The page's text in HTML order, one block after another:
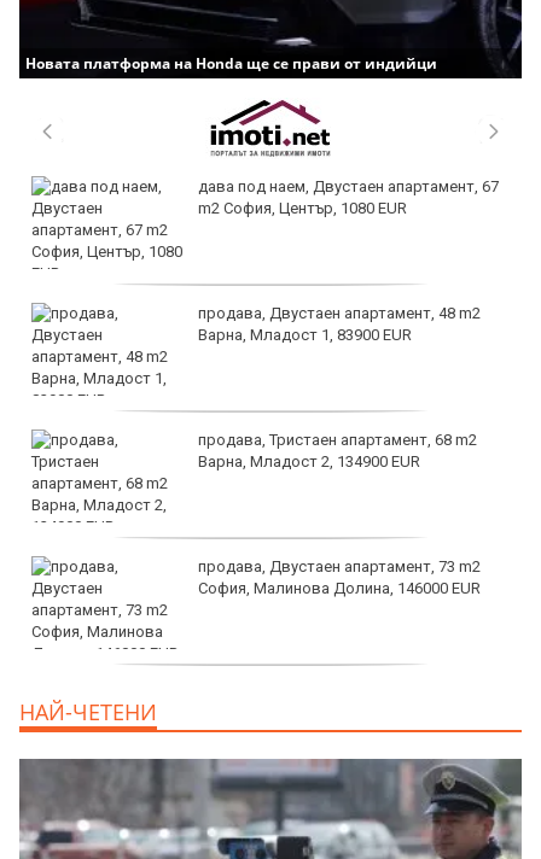
Новата платформа на Honda ще се прави от индийци
дава под наем, Двустаен апартамент, 67
m2 София, Център, 1080 EUR
продава, Двустаен апартамент, 48 m2
Варна, Младост 1, 83900 EUR
продава, Тристаен апартамент, 68 m2
Варна, Младост 2, 134900 EUR
продава, Двустаен апартамент, 73 m2
София, Малинова Долина, 146000 EUR
НАЙ-ЧЕТЕНИ